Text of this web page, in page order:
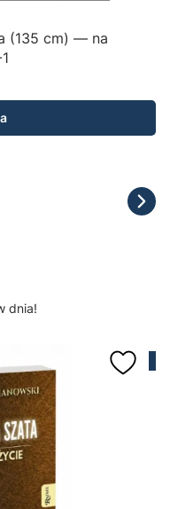
(135 cm) — na
dnia!